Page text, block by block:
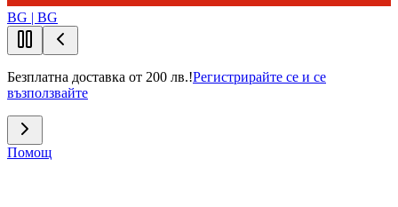
BG | BG
Безплатна доставка от 200 лв.!Регистрирайте се и се
възползвайте
Помощ